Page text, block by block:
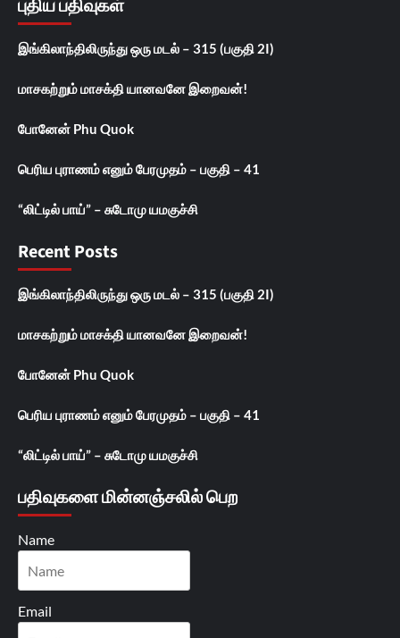
புதிய பதிவுகள்
இங்கிலாந்திலிருந்து ஒரு மடல் – 315 (பகுதி 2I)
மாசகற்றும் மாசக்தி யானவனே இறைவன்!
போனேன் Phu Quok
பெரிய புராணம் எனும் பேரமுதம் – பகுதி – 41
“லிட்டில் பாய்” – சுடோமு யமகுச்சி
Recent Posts
இங்கிலாந்திலிருந்து ஒரு மடல் – 315 (பகுதி 2I)
மாசகற்றும் மாசக்தி யானவனே இறைவன்!
போனேன் Phu Quok
பெரிய புராணம் எனும் பேரமுதம் – பகுதி – 41
“லிட்டில் பாய்” – சுடோமு யமகுச்சி
பதிவுகளை மின்னஞ்சலில் பெற
Name
Email